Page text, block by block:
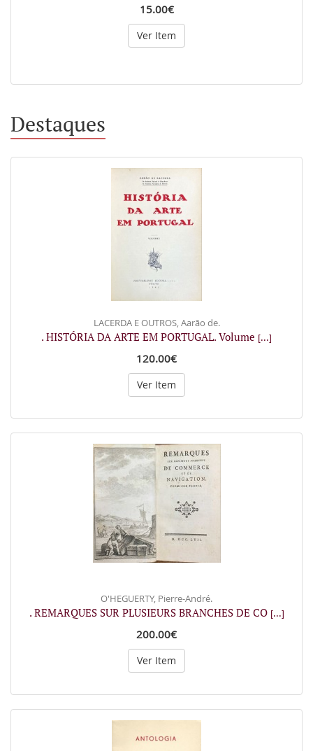
15.00€
Ver Item
Destaques
LACERDA E OUTROS, Aarão de.
. HISTÓRIA DA ARTE EM PORTUGAL. Volume [...]
120.00€
Ver Item
O'HEGUERTY, Pierre-André.
. REMARQUES SUR PLUSIEURS BRANCHES DE CO [...]
200.00€
Ver Item